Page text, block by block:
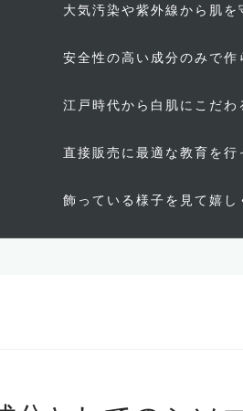
大気汚染や紫外線から肌
安全性の高い成分のみで
江戸時代から白肌にこだわ
直接販売に最適な教育を行
飾っている様子を見て嬉し